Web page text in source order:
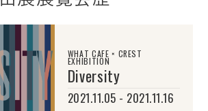
WHAT CAFE × CREST
EXHIBITION
Diversity
2021.11.05 - 2021.11.16